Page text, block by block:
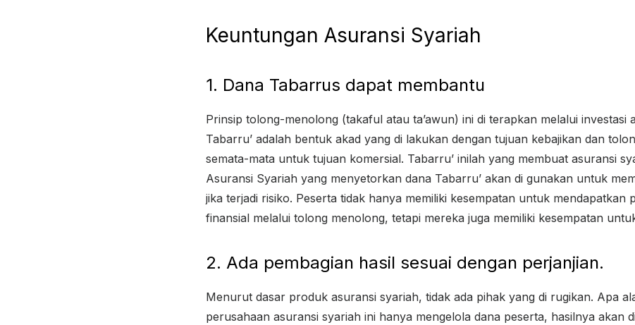
Keuntungan Asuransi Syariah
1. Dana Tabarrus dapat membantu
Prinsip tolong-menolong (takaful atau ta’awun) ini di terapkan melalui investasi
Tabarru’ adalah bentuk akad yang di lakukan dengan tujuan kebajikan dan
semata-mata untuk tujuan komersial. Tabarru’ inilah yang membuat asuransi
Asuransi Syariah yang menyetorkan dana Tabarru’ akan di gunakan untuk
jika terjadi risiko. Peserta tidak hanya memiliki kesempatan untuk mendapatkan
finansial melalui tolong menolong, tetapi mereka juga memiliki kesempatan
2. Ada pembagian hasil sesuai dengan perjanjian.
Menurut dasar produk asuransi syariah, tidak ada pihak yang di rugikan. Apa
perusahaan asuransi syariah ini hanya mengelola dana peserta, hasilnya akan